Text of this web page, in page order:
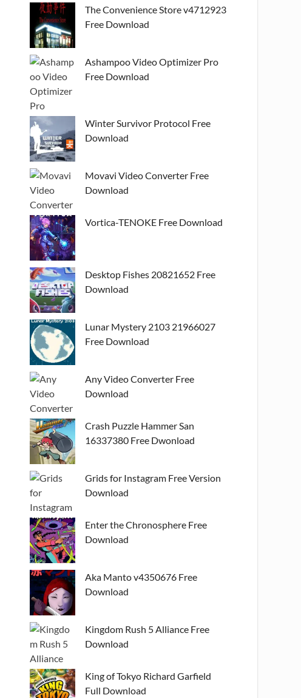
The Convenience Store v4712923
Free Download
Ashampoo Video Optimizer Pro
Free Download
Winter Survivor Protocol Free
Download
Movavi Video Converter Free
Download
Vortica-TENOKE Free Download
Desktop Fishes 20821652 Free
Download
Lunar Mystery 2103 21966027
Free Download
Any Video Converter Free
Download
Crash Puzzle Hammer San
16337380 Free Dwonload
Grids for Instagram Free Version
Download
Enter the Chronosphere Free
Download
Aka Manto v4350676 Free
Download
Kingdom Rush 5 Alliance Free
Download
King of Tokyo Richard Garfield
Full Download